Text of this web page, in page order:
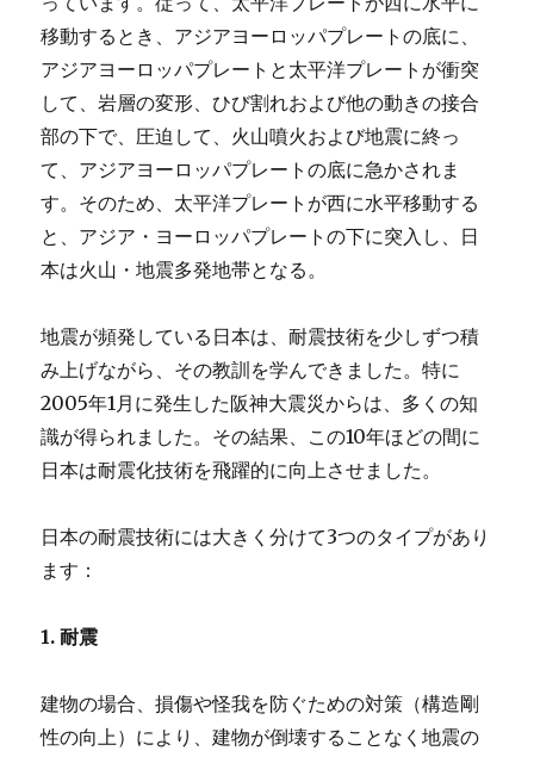
い
的
背
が
あ
る
者
東
託
評
判
移動するとき、アジアヨーロッパプレートの底に、
アジアヨーロッパプレートと太平洋プレートが衝突
して、岩層の変形、ひび割れおよび他の動きの接合
部の下で、圧迫して、火山噴火および地震に終っ
て、アジアヨーロッパプレートの底に急かされま
す。そのため、太平洋プレートが西に水平移動する
と、アジア・ヨーロッパプレートの下に突入し、日
本は火山・地震多発地帯となる。
地震が頻発している日本は、耐震技術を少しずつ積
み上げながら、その教訓を学んできました。特に
2005年1月に発生した阪神大震災からは、多くの知
識が得られました。その結果、この10年ほどの間に
日本は耐震化技術を飛躍的に向上させました。
日本の耐震技術には大きく分けて3つのタイプがあり
ます：
1. 耐震
建物の場合、損傷や怪我を防ぐための対策（構造剛
性の向上）により、建物が倒壊することなく地震の